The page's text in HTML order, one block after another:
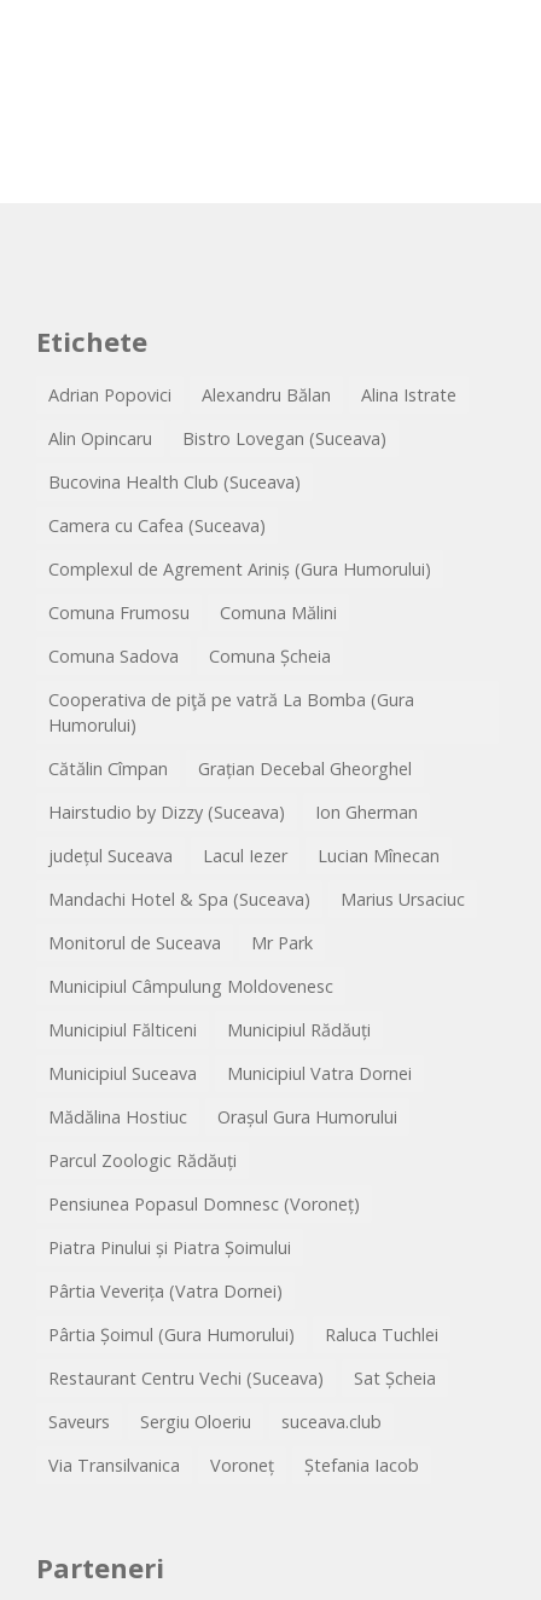
Etichete
Adrian Popovici Alexandru Bălan
Alina Istrate
Alin Opincaru
Bistro Lovegan (Suceava)
Bucovina Health Club (Suceava)
Camera cu Cafea (Suceava)
Complexul de Agrement Ariniș (Gura Humorului)
Comuna Frumosu
Comuna Mălini
Comuna Sadova
Comuna Șcheia
Cooperativa de piţă pe vatră La Bomba (Gura
Humorului)
Cătălin Cîmpan
Grațian Decebal Gheorghel
Hairstudio by Dizzy (Suceava)
Ion Gherman
județul Suceava
Lacul Iezer
Lucian Mînecan
Mandachi Hotel & Spa (Suceava)
Marius Ursaciuc
Monitorul de Suceava
Mr Park
Municipiul Câmpulung Moldovenesc
Municipiul Fălticeni
Municipiul Rădăuți
Municipiul Suceava
Municipiul Vatra Dornei
Mădălina Hostiuc
Orașul Gura Humorului
Parcul Zoologic Rădăuți
Pensiunea Popasul Domnesc (Voroneț)
Piatra Pinului și Piatra Șoimului
Pârtia Veverița (Vatra Dornei)
Pârtia Șoimul (Gura Humorului)
Raluca Tuchlei
Restaurant Centru Vechi (Suceava)
Sat Șcheia
Saveurs
Sergiu Oloeriu
suceava.club
Via Transilvanica
Voroneț Ștefania Iacob
Parteneri